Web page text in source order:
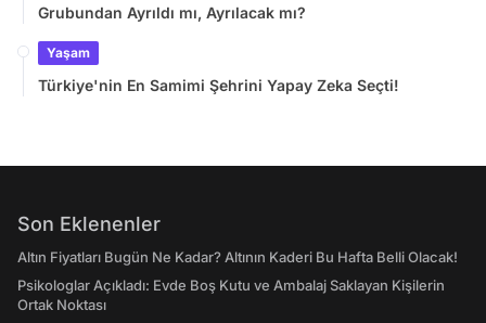
Grubundan Ayrıldı mı, Ayrılacak mı?
Yaşam
Türkiye'nin En Samimi Şehrini Yapay Zeka Seçti!
Son Eklenenler
Altın Fiyatları Bugün Ne Kadar? Altının Kaderi Bu Hafta Belli Olacak!
Psikologlar Açıkladı: Evde Boş Kutu ve Ambalaj Saklayan Kişilerin
Ortak Noktası